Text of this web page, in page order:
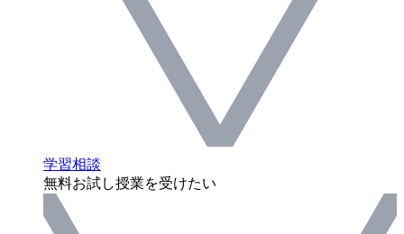
学習相談
無料お試し授業を受けたい